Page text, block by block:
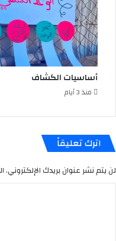
أساسيات الكشاف
منذ 3 أيام
اترك تعليقاً
لن يتم نشر عنوان بريدك الإلكتروني.